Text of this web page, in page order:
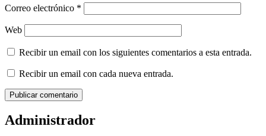
Correo electrónico *
Web
Recibir un email con los siguientes comentarios a esta entrada.
Recibir un email con cada nueva entrada.
Administrador